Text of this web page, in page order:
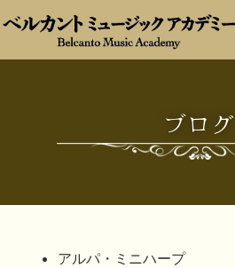
ブログ
アルパ・ミニハープ